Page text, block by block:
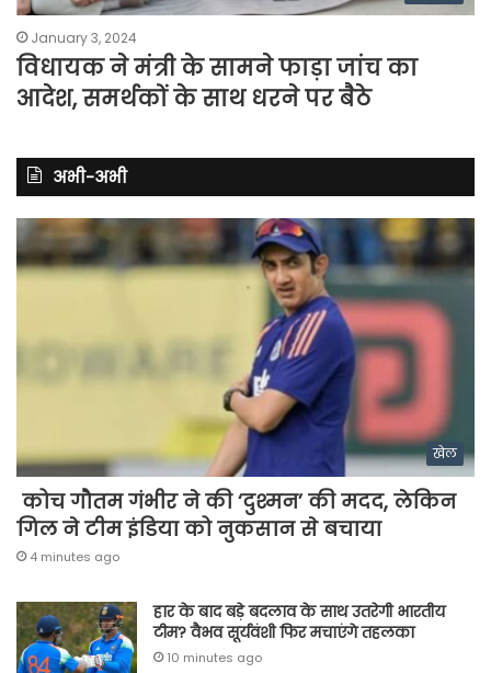
January 3, 2024
विधायक ने मंत्री के सामने फाड़ा जांच का
आदेश, समर्थकों के साथ धरने पर बैठे
अभी-अभी
खेल
कोच गौतम गंभीर ने की ‘दुश्मन’ की मदद, लेकिन
गिल ने टीम इंडिया को नुकसान से बचाया
4 minutes ago
हार के बाद बड़े बदलाव के साथ उतरेगी भारतीय
टीम? वैभव सूर्यवंशी फिर मचाएंगे तहलका
10 minutes ago